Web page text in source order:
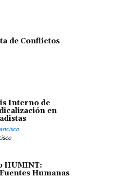
de Conflictos
Interno de
en
HUMINT:
Humanas